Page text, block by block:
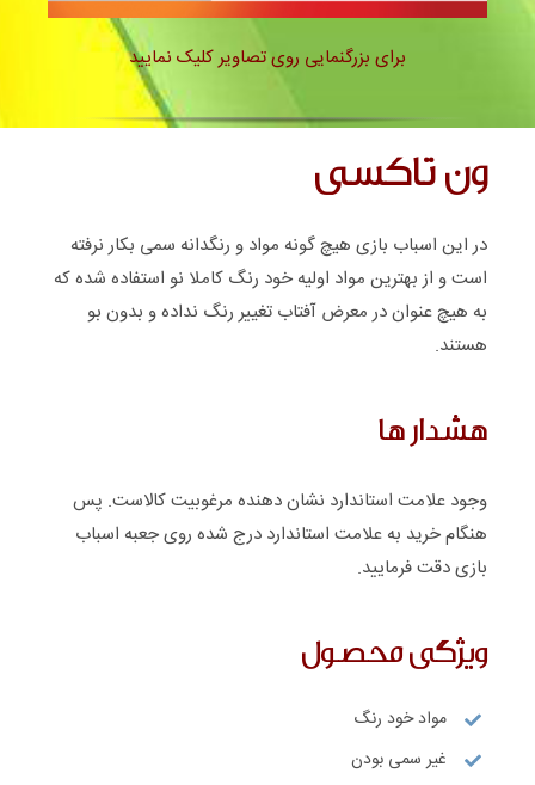
برای بزرگنمایی روی تصاویر کلیک نمایید
ون تاکسی
در این اسباب بازی هیچ گونه مواد و رنگدانه سمی بکار نرفته
است و از بهترین مواد اولیه خود رنگ کاملا نو استفاده شده که
به هیچ عنوان در معرض آفتاب تغییر رنگ نداده و بدون بو
هستند.
هشدار ها
وجود علامت استاندارد نشان دهنده مرغوبیت کالاست. پس
هنگام خرید به علامت استاندارد درج شده روی جعبه اسباب
بازی دقت فرمایید.
ویژگی محصول
مواد خود رنگ
غیر سمی بودن